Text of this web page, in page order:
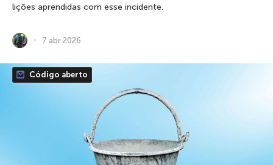
lições aprendidas com esse incidente.
7 abr 2026
Código aberto